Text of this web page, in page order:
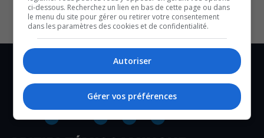
ci-dessous. Recherchez un lien en bas de cette page ou dans
le menu du site pour gérer ou retirer votre consentement
dans les paramètres des cookies et de confidentialité.
Autoriser
Gérer vos préférences